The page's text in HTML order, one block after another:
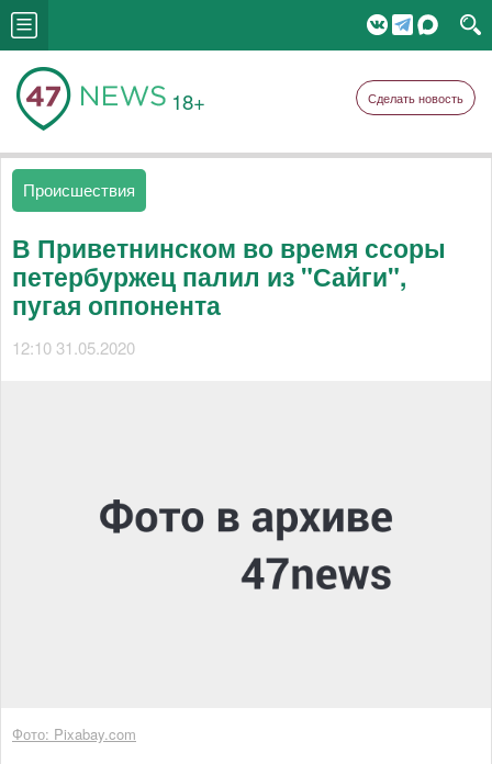
18+ Сделать новость
Происшествия
В Приветнинском во время ссоры
петербуржец палил из "Сайги",
пугая оппонента
12:10 31.05.2020
Фото: Pixabay.com